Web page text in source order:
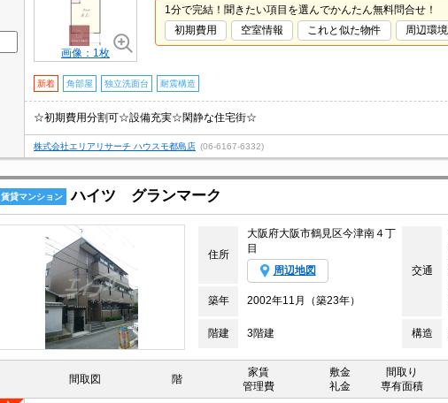
画像：1枚
1分で完結！聞きたい項目を選んでかんたん無料問合せ！
初期費用
空室情報 これと似た物件 周辺環境
新着 角部屋 独立洗面台 耐震構造
☆初期費用分割可☆設備充実☆閑静な住宅街☆
株式会社エリアリサーチ ハウスモ都島店 (06-6167-6332)
賃貸マンション ハイツ グランマーク
住所
大阪府大阪市鶴見区今津南４丁
目
周辺地図 交通
築年 2002年11月（築23年）
階建 3階建 構造
間取図 階
家賃
管理費
敷金
礼金
間取り
専有面積